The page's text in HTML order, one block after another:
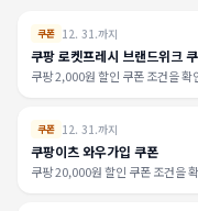
쿠폰 12. 31.까지
쿠팡 로켓프레시 브랜드위크
쿠팡 2,000원 할인 쿠폰 조건을 확
쿠폰 12. 31.까지
쿠팡이츠 와우가입 쿠폰
쿠팡 20,000원 할인 쿠폰 조건을